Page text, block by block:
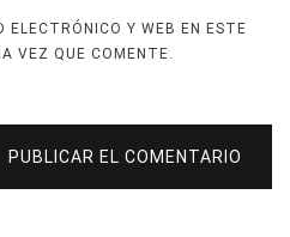
ELECTRÓNICO Y WEB EN ESTE
VEZ QUE COMENTE.
PUBLICAR EL COMENTARIO